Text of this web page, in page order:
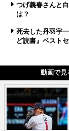
つげ義春さんと
は？
死去した丹羽宇
ど読書』ベスト
動画で見